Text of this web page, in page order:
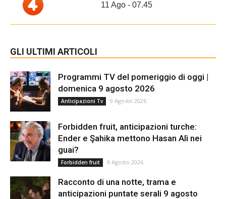
11 Ago - 07.45
GLI ULTIMI ARTICOLI
Programmi TV del pomeriggio di oggi |
domenica 9 agosto 2026
Anticipazioni Tv 9 Agosto 2026
Forbidden fruit, anticipazioni turche:
Ender e Şahika mettono Hasan Alì nei
guai?
Forbidden fruit 9 Agosto 2026
Racconto di una notte, trama e
anticipazioni puntate serali 9 agosto